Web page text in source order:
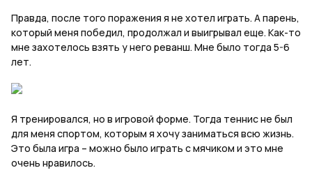
Правда, после того поражения я не хотел играть. А парень,
который меня победил, продолжал и выигрывал еще. Как-то
мне захотелось взять у него реванш. Мне было тогда 5-6
лет.
Я тренировался, но в игровой форме. Тогда теннис не был
для меня спортом, которым я хочу заниматься всю жизнь.
Это была игра – можно было играть с мячиком и это мне
очень нравилось.